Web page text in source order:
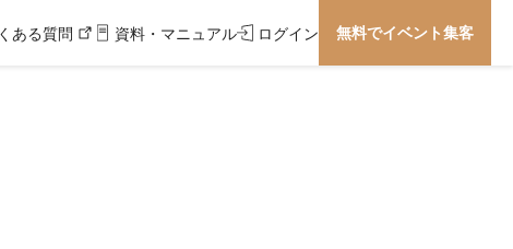
ある質問 資料・マニュアル ログイン 無料でイベント集客